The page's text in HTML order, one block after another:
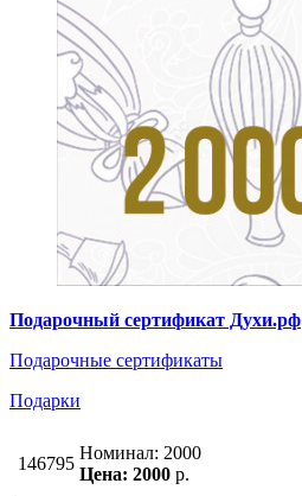
Подарочный сертификат Духи.рф
Подарочные сертификаты
Подарки
146795
Номинал: 2000
Цена: 2000 р.